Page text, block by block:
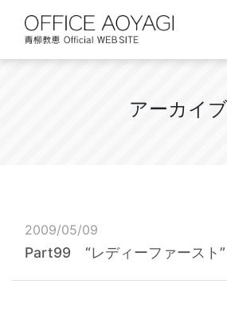
content
アーカ イ ブ
2009/05/09
Part99 “レディーファースト”